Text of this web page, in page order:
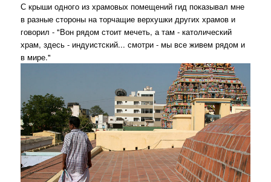
С крыши одного из храмовых помещений гид показывал мне
в разные стороны на торчащие верхушки других храмов и
говорил - "Вон рядом стоит мечеть, а там - католический
храм, здесь - индуистский... смотри - мы все живем рядом и
в мире."